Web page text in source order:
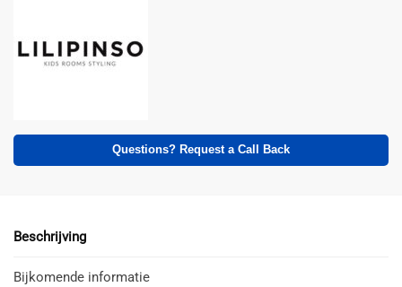
Questions? Request a Call Back
Beschrijving
Bijkomende informatie